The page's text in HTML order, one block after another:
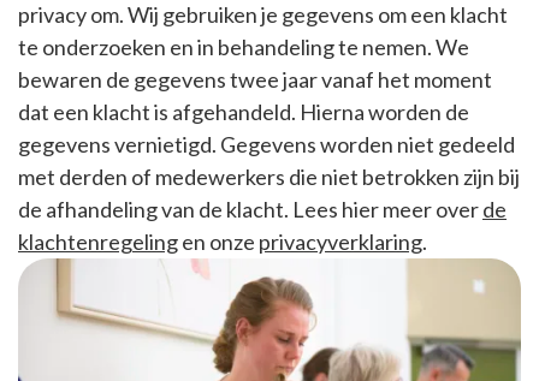
privacy om. Wij gebruiken je gegevens om een klacht
te onderzoeken en in behandeling te nemen. We
bewaren de gegevens twee jaar vanaf het moment
dat een klacht is afgehandeld. Hierna worden de
gegevens vernietigd. Gegevens worden niet gedeeld
met derden of medewerkers die niet betrokken zijn bij
de afhandeling van de klacht. Lees hier meer overde
klachtenregelingen onze privacyverklaring.